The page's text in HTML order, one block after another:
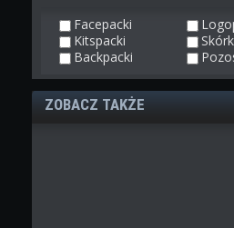
Facepacki
Kitspacki
Backpacki
ZOBACZ TAKŻE